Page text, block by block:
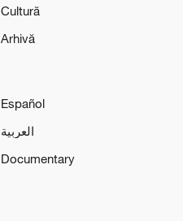
Cultură
Arhivă
Español
العربية
Documentary